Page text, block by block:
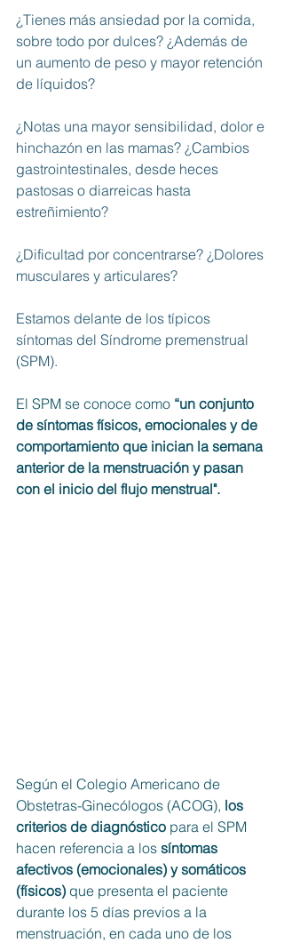
¿Tienes más ansiedad por la comida,
sobre todo por dulces? ¿Además de
un aumento de peso y mayor retención
de líquidos?
¿Notas una mayor sensibilidad, dolor e
hinchazón en las mamas? ¿Cambios
gastrointestinales, desde heces
pastosas o diarreicas hasta
estreñimiento?
¿Dificultad por concentrarse? ¿Dolores
musculares y articulares?
Estamos delante de los típicos
síntomas del Síndrome premenstrual
(SPM).
El SPM se conoce como “un conjunto
de síntomas físicos, emocionales y de
comportamiento que inician la semana
anterior de la menstruación y pasan
con el inicio del flujo menstrual".
Según el Colegio Americano de
Obstetras-Ginecólogos (ACOG), los
criterios de diagnóstico para el SPM
hacen referencia a los síntomas
afectivos (emocionales) y somáticos
(físicos) que presenta el paciente
durante los 5 días previos a la
menstruación, en cada uno de los